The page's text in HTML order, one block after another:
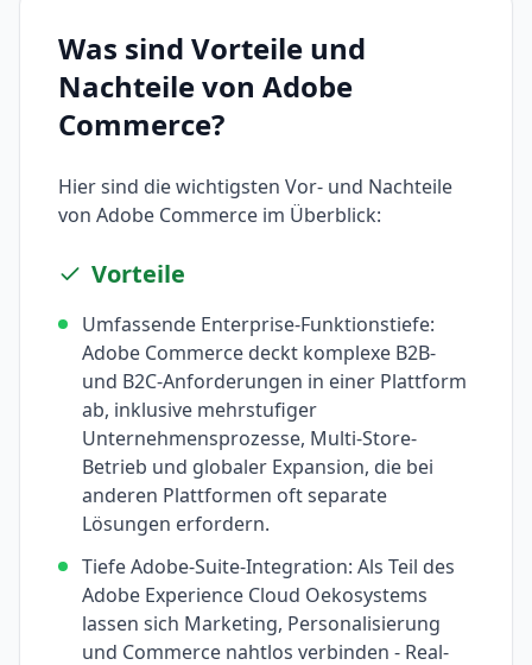
Was sind Vorteile und
Nachteile von Adobe
Commerce?
Hier sind die wichtigsten Vor- und Nachteile
von Adobe Commerce im Überblick:
Vorteile
Umfassende Enterprise-Funktionstiefe:
Adobe Commerce deckt komplexe B2B-
und B2C-Anforderungen in einer Plattform
ab, inklusive mehrstufiger
Unternehmensprozesse, Multi-Store-
Betrieb und globaler Expansion, die bei
anderen Plattformen oft separate
Lösungen erfordern.
Tiefe Adobe-Suite-Integration: Als Teil des
Adobe Experience Cloud Oekosystems
lassen sich Marketing, Personalisierung
und Commerce nahtlos verbinden - Real-